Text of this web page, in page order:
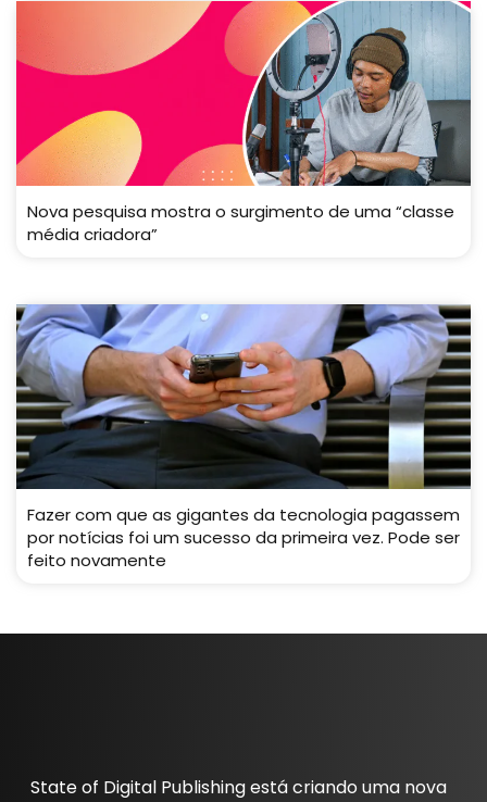
Nova pesquisa mostra o surgimento de uma “classe
média criadora”
Fazer com que as gigantes da tecnologia pagassem
por notícias foi um sucesso da primeira vez. Pode ser
feito novamente
State of Digital Publishing está criando uma nova